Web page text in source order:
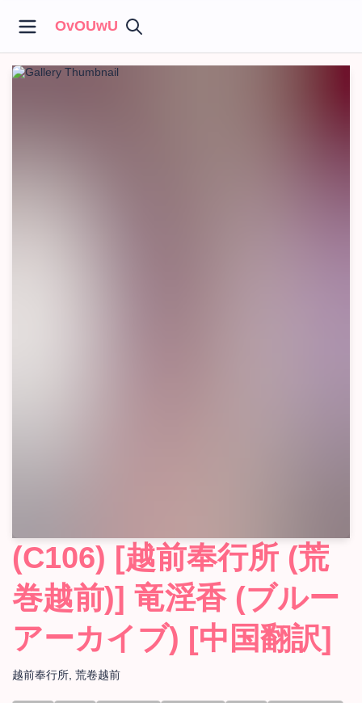
OvOUwU
(C106) [越前奉行所 (荒
巻越前)] 竜淫香 (ブルー
アーカイブ) [中国翻訳]
越前奉行所 荒卷越前